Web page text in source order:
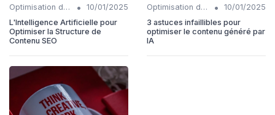
Optimisation du contenu généré par IA •
10/01/2025
L'Intelligence Artificielle pour
Optimiser la Structure de
Contenu SEO
Optimisation du contenu généré par IA •
10/01/2025
3 astuces infaillibles pour
optimiser le contenu généré par
IA